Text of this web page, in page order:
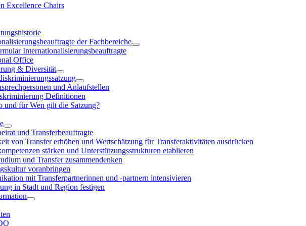
Excellence Chairs
der Fachbereiche
Internationalisierungsbeauftragte
Office
& Diversität
und Anlaufstellen
Definitionen
und für Wen gilt die Satzung?
und Transferbeauftragte
von Transfer erhöhen und Wertschätzung für Transferaktivitäten ausdrücken
stärken und Unterstützungsstrukturen etablieren
und Transfer zusammendenken
voranbringen
mit Transferpartnerinnen und -partnern intensivieren
in Stadt und Region festigen